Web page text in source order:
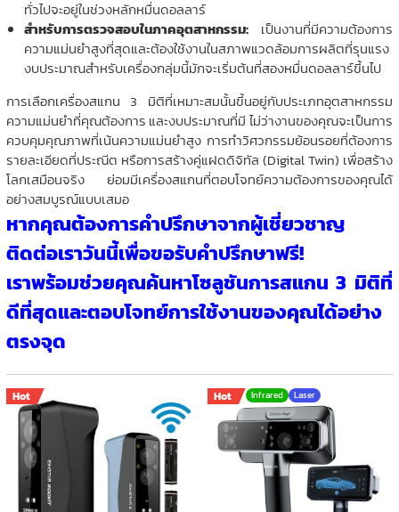
ทั่วไปจะอยู่ในช่วงหลักหมื่นดอลลาร์
สำหรับการตรวจสอบในภาคอุตสาหกรรม:เป็นงานที่มีความต้องการ
ความแม่นยำสูงที่สุดและต้องใช้งานในสภาพแวดล้อมการผลิตที่รุนแรง
งบประมาณสำหรับเครื่องกลุ่มนี้มักจะเริ่มต้นที่สองหมื่นดอลลาร์ขึ้นไป
การเลือกเครื่องสแกน 3 มิติที่เหมาะสมนั้นขึ้นอยู่กับประเภทอุตสาหกรรม
ความแม่นยำที่คุณต้องการ และงบประมาณที่มี ไม่ว่างานของคุณจะเป็นการ
ควบคุมคุณภาพที่เน้นความแม่นยำสูง การทำวิศวกรรมย้อนรอยที่ต้องการ
รายละเอียดที่ประณีต หรือการสร้างคู่แฝดดิจิทัล (Digital Twin) เพื่อสร้าง
โลกเสมือนจริง ย่อมมีเครื่องสแกนที่ตอบโจทย์ความต้องการของคุณได้
อย่างสมบูรณ์แบบเสมอ
หากคุณต้องการคำปรึกษาจากผู้เชี่ยวชาญ
ติดต่อเราวันนี้เพื่อขอรับคำปรึกษาฟรี!
เราพร้อมช่วยคุณค้นหาโซลูชันการสแกน 3 มิติที่
ดีที่สุดและตอบโจทย์การใช้งานของคุณได้อย่าง
ตรงจุด
Hot Hot Infrared Laser